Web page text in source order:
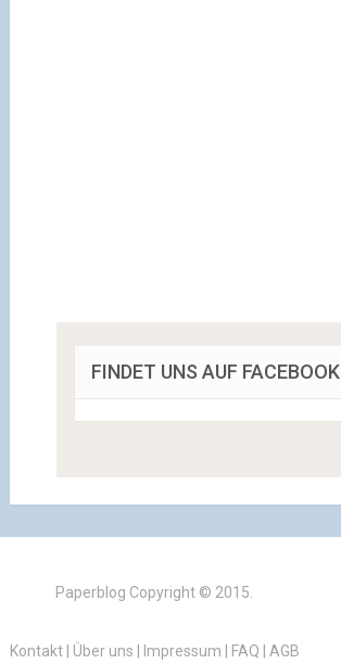
FINDET UNS AUF FACEBOOK
Paperblog Copyright © 2015.
Kontakt| Über uns Impressum FAQ AGB